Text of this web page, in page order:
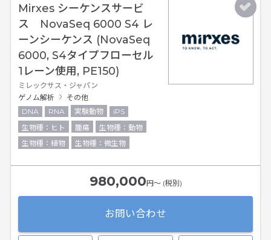
Mirxes シーケンスサービ
ス NovaSeq 6000 S4 レ
ーンシーケンス (NovaSeq
6000, S4タイプフローセル
1レーン使用, PE150)
ミレックサス・ジャパン
ゲノム解析
その他
DNA
RNA 実験動物
iPS
生物種：ヒト
腫瘍
生物種：動物
生物種：植物
生物種：微生物
980,000円〜 (税別)
お問い合わせ